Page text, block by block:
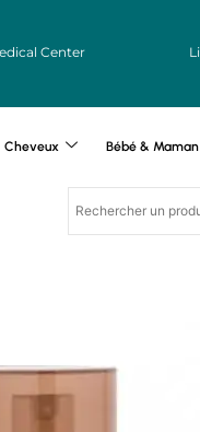
Center
Cheveux Bébé & Maman